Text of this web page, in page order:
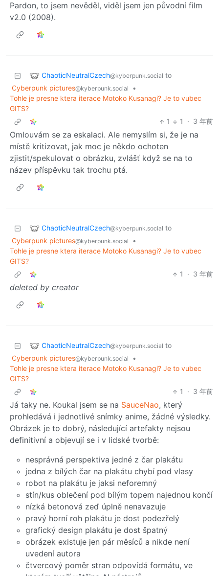
Pardon, to jsem nevěděl, viděl jsem jen původní film
v2.0 (2008).
ChaoticNeutralCzech@kyberpunk.social to
Cyberpunk pictures@kyberpunk.social
•
Tohle je presne ktera iterace Motoko Kusanagi? Je to vubec
GITS?
1
1 · 3 年前
Omlouvám se za eskalaci. Ale nemyslím si, že je na
místě kritizovat, jak moc je někdo ochoten
zjistit/spekulovat o obrázku, zvlášť když se na to
název příspěvku tak trochu ptá.
ChaoticNeutralCzech@kyberpunk.social to
Cyberpunk pictures@kyberpunk.social
•
Tohle je presne ktera iterace Motoko Kusanagi? Je to vubec
GITS?
1
· 3 年前
deleted by creator
ChaoticNeutralCzech@kyberpunk.social to
Cyberpunk pictures@kyberpunk.social
•
Tohle je presne ktera iterace Motoko Kusanagi? Je to vubec
GITS?
1
· 3 年前
Já taky ne. Koukal jsem se na SauceNao, který
prohledává i jednotlivé snímky anime, žádné výsledky.
Obrázek je to dobrý, následující artefakty nejsou
definitivní a objevují se i v lidské tvorbě:
nesprávná perspektiva jedné z čar plakátu
jedna z bílých čar na plakátu chybí pod vlasy
robot na plakátu je jaksi neforemný
stín/kus oblečení pod bílým topem najednou končí
nízká betonová zeď úplně nenavazuje
pravý horní roh plakátu je dost podezřelý
grafický design plakátu je dost špatný
obrázek existuje jen pár měsíců a nikde není
uvedení autora
čtvercový poměr stran odpovídá formátu, ve